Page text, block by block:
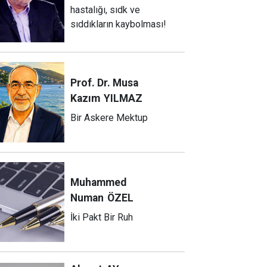
hastalığı, sıdk ve
sıddıkların kaybolması!
Prof. Dr. Musa
Kazım YILMAZ
Bir Askere Mektup
Muhammed
Numan ÖZEL
İki Pakt Bir Ruh